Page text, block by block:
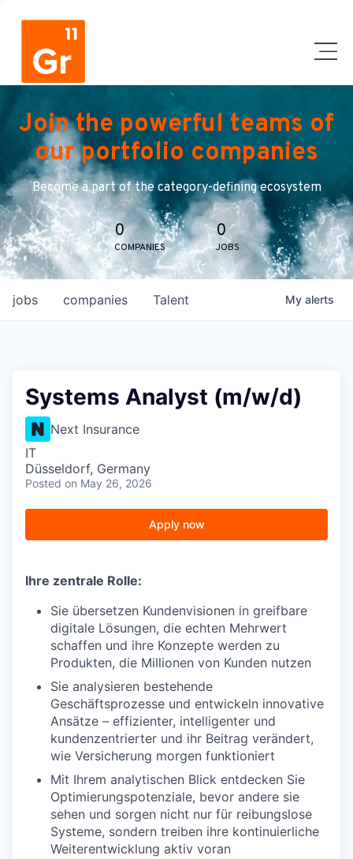
Join the powerful teams of
our portfolio companies
Become a part of the category-defining ecosystem
0
COMPANIES
0
JOBS
jobs companies Talent My alerts
Systems Analyst (m/w/d)
Next Insurance
IT
Düsseldorf, Germany
Posted on May 26, 2026
Apply now
Ihre zentrale Rolle:
Sie übersetzen Kundenvisionen in greifbare
digitale Lösungen, die echten Mehrwert
schaffen und ihre Konzepte werden zu
Produkten, die Millionen von Kunden nutzen
Sie analysieren bestehende
Geschäftsprozesse und entwickeln innovative
Ansätze – effizienter, intelligenter und
kundenzentrierter und ihr Beitrag verändert,
wie Versicherung morgen funktioniert
Mit Ihrem analytischen Blick entdecken Sie
Optimierungspotenziale, bevor andere sie
sehen und sorgen nicht nur für reibungslose
Systeme, sondern treiben ihre kontinuierliche
Weiterentwicklung aktiv voran